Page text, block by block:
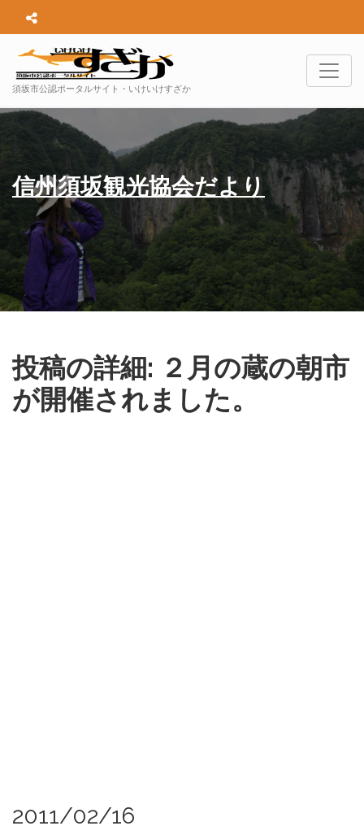
須坂市公認ポータルサイト・いけいけすざか
信州須坂観光協会だより
投稿の詳細: ２月の蔵の朝市
が開催されました。
2011/02/16